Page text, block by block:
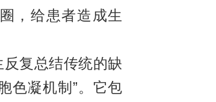
，给患者造成生
复总结传统的缺
色凝机制”。它包